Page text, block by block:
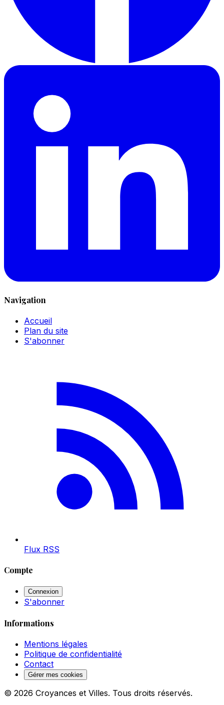
Navigation
Accueil
Plan du site
S'abonner
Flux RSS
Compte
Connexion
S'abonner
Informations
Mentions légales
Politique de confidentialité
Contact
Gérer mes cookies
© 2026 Croyances et Villes. Tous droits réservés.